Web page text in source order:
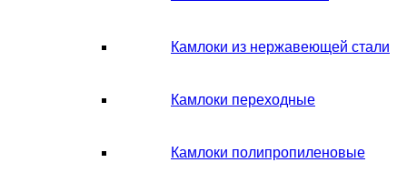
Камлоки из нержавеющей стали
Камлоки переходные
Камлоки полипропиленовые